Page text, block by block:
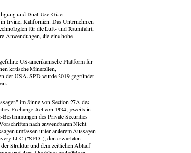
und Dual-Use-Güter
Irvine, Kalifornien. Das Unternehmen
für die Luft- und Raumfahrt,
Anwendungen, die eine hohe
US-amerikanische Plattform für
kritische Mineralien,
der USA. SPD wurde 2019 gegründet
im Sinne von Section 27A des
Exchange Act von 1934, jeweils in
des Private Securities
nach anwendbaren Nicht-
umfassen unter anderem Aussagen
LLC ("SPD"); den erwarteten
Struktur und dem zeitlichen Ablauf